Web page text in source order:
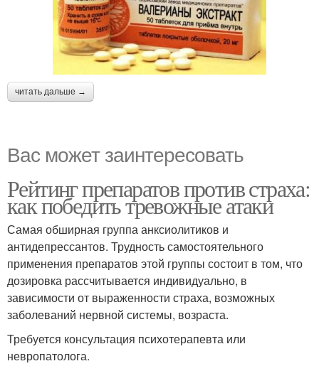
читать дальше →
Вас может заинтересовать
Рейтинг препаратов против страха:
как победить тревожные атаки
Самая обширная группа анксиолитиков и
антидепрессантов. Трудность самостоятельного
применения препаратов этой группы состоит в том, что
дозировка рассчитывается индивидуально, в
зависимости от выраженности страха, возможных
заболеваний нервной системы, возраста.
Требуется консультация психотерапевта или
невропатолога.